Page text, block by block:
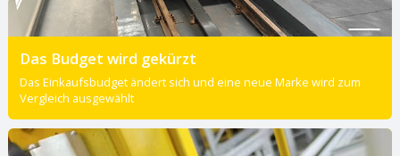
Das Budget wird gekürzt
Das Einkaufsbudget ändert sich und eine neue Marke wird zum
Vergleich ausgewählt